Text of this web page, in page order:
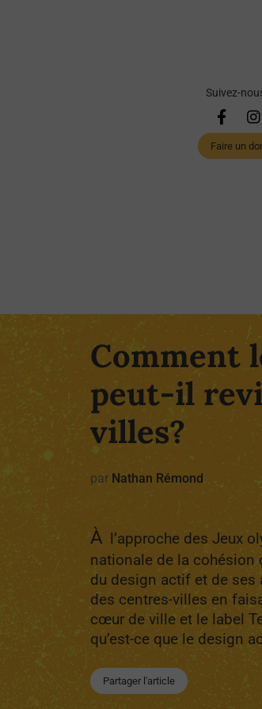
Suivez-
Faire un
Comment
peut-il
villes?
par Nathan Rémond
À l’approche des Jeux
nationale de la cohésion
du design actif et de ses
des centres-villes en
cœur de ville et le label
qu’est-ce que le design
Partager l'article